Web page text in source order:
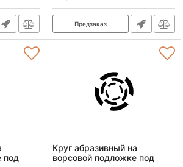
Артикул: 738717
Предзаказ
под
Круг абразивный на
ворсовой подложке под